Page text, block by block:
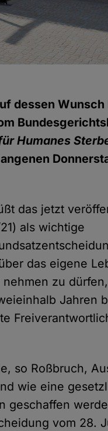
dessen Wunsch
Humanes
das jetzt
als wichtige
das eigene
zu
Jahren
so Roßbruch,
wie eine
geschaffen
vom 28.